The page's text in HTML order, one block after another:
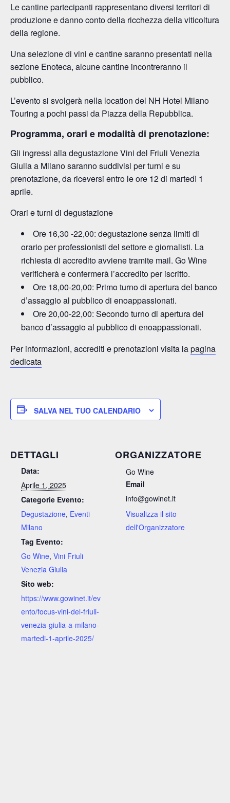
Le cantine partecipanti rappresentano diversi territori di
produzione e danno conto della ricchezza della viticoltura
della regione.
Una selezione di vini e cantine saranno presentati nella
sezione Enoteca, alcune cantine incontreranno il
pubblico.
L’evento si svolgerà nella location del NH Hotel Milano
Touring a pochi passi da Piazza della Repubblica.
Programma, orari e modalità di prenotazione:
Gli ingressi alla degustazione Vini del Friuli Venezia
Giulia a Milano saranno suddivisi per turni e su
prenotazione, da riceversi entro le ore 12 di martedì 1
aprile.
Orari e turni di degustazione
Ore 16,30 -22,00: degustazione senza limiti di
orario per professionisti del settore e giornalisti. La
richiesta di accredito avviene tramite mail. Go Wine
verificherà e confermerà l’accredito per iscritto.
Ore 18,00-20,00: Primo turno di apertura del banco
d’assaggio al pubblico di enoappassionati.
Ore 20,00-22,00: Secondo turno di apertura del
banco d’assaggio al pubblico di enoappassionati.
Per informazioni, accrediti e prenotazioni visita lapagina
dedicata
SALVA NEL TUO CALENDARIO
DETTAGLI
Data:
Aprile 1, 2025
Categorie Evento:
Degustazione, Eventi
Milano
Tag Evento:
Go Wine, Vini Friuli
Venezia Giulia
Sito web:
https://www.gowinet.it/ev
ento/focus-vini-del-friuli-
venezia-giulia-a-milano-
martedi-1-aprile-2025/
ORGANIZZATORE
Go Wine
Email
info@gowinet.it
Visualizza il sito
dell'Organizzatore